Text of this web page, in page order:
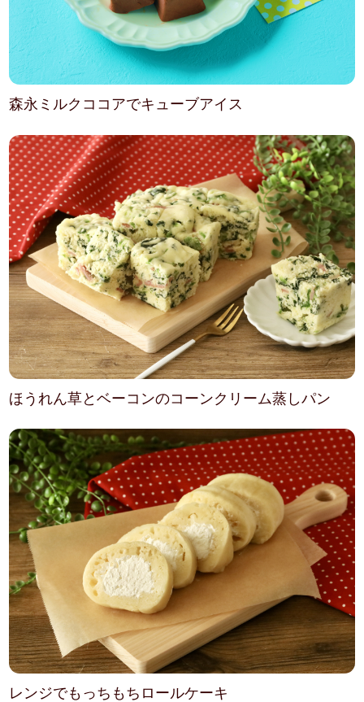
森永ミルクココアでキューブアイス
ほうれん草とベーコンのコーンクリーム蒸しパン
レンジでもっちもちロールケーキ